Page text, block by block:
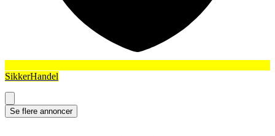
SikkerHandel
Se flere annoncer